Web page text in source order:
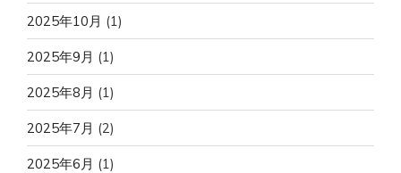
2025年10月 (1)
2025年9月 (1)
2025年8月 (1)
2025年7月 (2)
2025年6月 (1)